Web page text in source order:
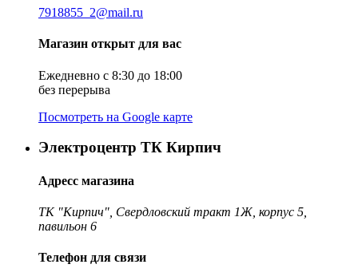
7918855_2@mail.ru
Магазин открыт для вас
Ежедневно с 8:30 до 18:00
без перерыва
Посмотреть на Google карте
Электроцентр ТК Кирпич
Адресс магазина
ТК "Кирпич", Свердловский тракт 1Ж, корпус 5,
павильон 6
Телефон для связи